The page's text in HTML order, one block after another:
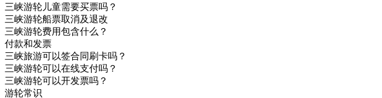
三峡游轮儿童需要买票吗？
三峡游轮船票取消及退改
三峡游轮费用包含什么？
付款和发票
三峡旅游可以签合同刷卡吗？
三峡游轮可以在线支付吗？
三峡游轮可以开发票吗？
游轮常识